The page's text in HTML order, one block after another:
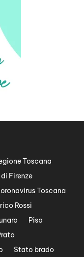
Toscana
Firenze
Toscana
Rossi
Pisa
Stato brado